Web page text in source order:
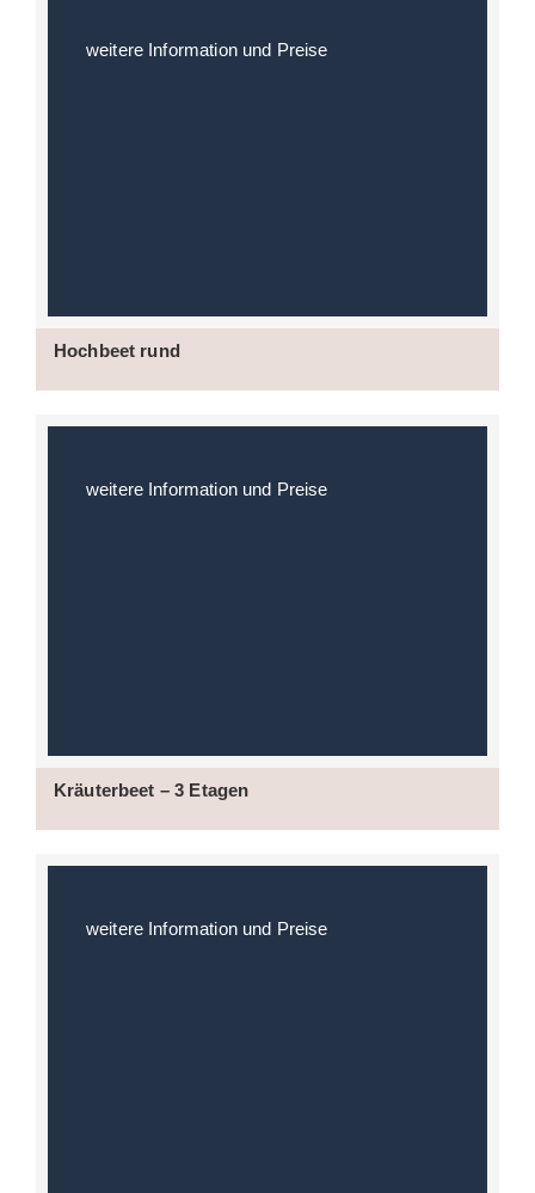
weitere Information und Preise
Hochbeet rund
weitere Information und Preise
Kräuterbeet – 3 Etagen
weitere Information und Preise